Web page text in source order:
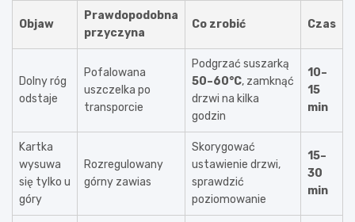
Objaw
Prawdopodobna
przyczyna
Co zrobić Czas
Dolny róg
odstaje
Pofalowana
uszczelka po
transporcie
Podgrzać suszarką
50–60°C, zamknąć
drzwi na kilka
godzin
10–
15
min
Kartka
wysuwa
się tylko u
góry
Rozregulowany
górny zawias
Skorygować
ustawienie drzwi,
sprawdzić
poziomowanie
15–
30
min